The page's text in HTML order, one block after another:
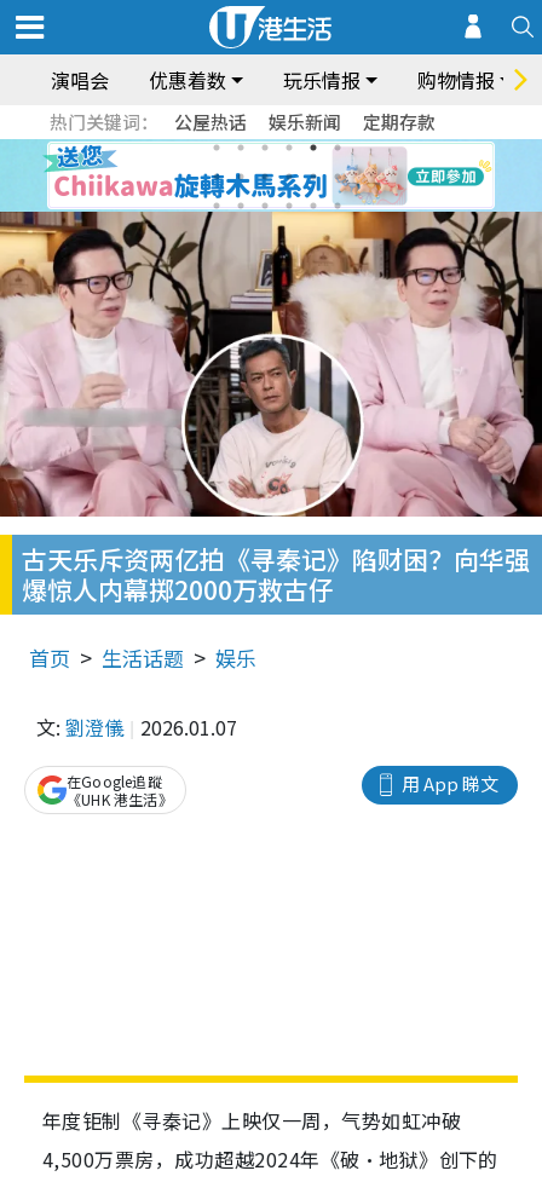
演唱会 优惠着数 玩乐情报 购物情报
热门关键词： 公屋热话 娱乐新闻 定期存款
古天乐斥资两亿拍《寻秦记》陷财困？向华强
爆惊人内幕掷2000万救古仔
首页 生活话题 娱乐
文: 劉澄儀 2026.01.07
用 App 睇文
在Google追蹤
《UHK 港生活》
年度钜制《寻秦记》上映仅一周，气势如虹冲破
4,500万票房，成功超越2024年《破·地狱》创下的